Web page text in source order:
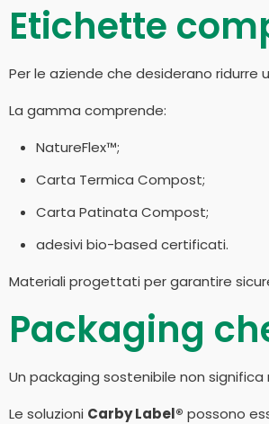
Etichette
Per le aziende che desiderano
La gamma comprende:
NatureFlex™;
Carta Termica Compost;
Carta Patinata Compost;
adesivi bio-based certificati.
Materiali progettati per garantire
Packaging
Un packaging sostenibile non significa
Le soluzioni Carby Label® possono